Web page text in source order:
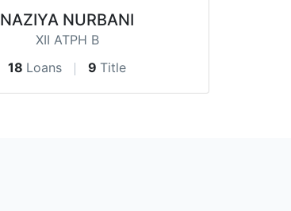
NAZIYA NURBANI
XII ATPH B
18 Loans 9 Title